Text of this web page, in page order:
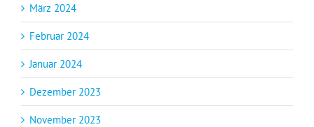
März 2024
Februar 2024
Januar 2024
Dezember 2023
November 2023